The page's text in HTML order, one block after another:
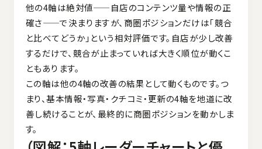
他の4軸は絶対値——自店のコンテンツ量や情報の正
確さ——で決まりますが、商圏ポジションだけは「競合
と比べてどうか」という相対評価です。自店が少し改善
するだけで、競合が止まっていれば大きく順位が動くこ
ともあります。
この軸は他の4軸の改善の結果として動くものです。つ
まり、基本情報・写真・クチコミ・更新の4軸を地道に改
善し続けることが、最終的に商圏ポジションを動かしま
す。